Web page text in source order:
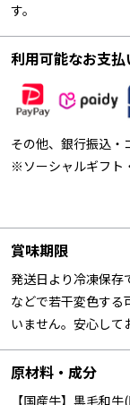
す。
利用可能なお支払
その他、銀行振込・
※ソーシャルギフト
賞味期限
発送日より冷凍保
などで若干変色する
いません。安心して
原材料・成分
【国産牛】黒毛和